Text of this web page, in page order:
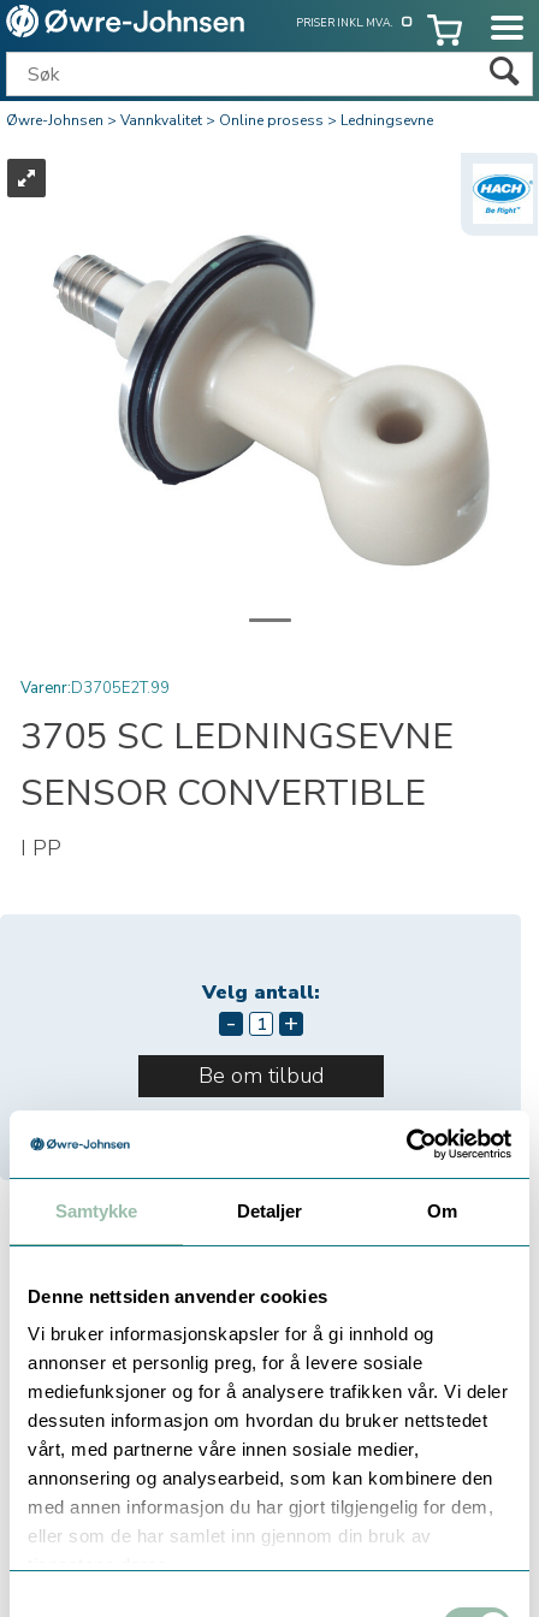
Samtykke Detaljer Om
Denne nettsiden anvender cookies
Vi bruker informasjonskapsler for å gi innhold og
annonser et personlig preg, for å levere sosiale
mediefunksjoner og for å analysere trafikken vår. Vi deler
dessuten informasjon om hvordan du bruker nettstedet
vårt, med partnerne våre innen sosiale medier,
annonsering og analysearbeid, som kan kombinere den
med annen informasjon du har gjort tilgjengelig for dem,
eller som de har samlet inn gjennom din bruk av
PRISER INKL. MVA.
Øwre-Johnsen>Vannkvalitet>Online prosess>Ledningsevne
Varenr:D3705E2T.99
3705 SC LEDNINGSEVNE
SENSOR CONVERTIBLE
I PP
Velg antall:
- +
Be om tilbud
Beskrivelse
Kontaktløs sensor med hygienisk design
For neddykking, innstikk, union eller sanitærtilkopling
Innebygget PT1000 termometer
Polypropylene for de aller fleste medier
Tilfredsstiller 3-A Sanitary Standard